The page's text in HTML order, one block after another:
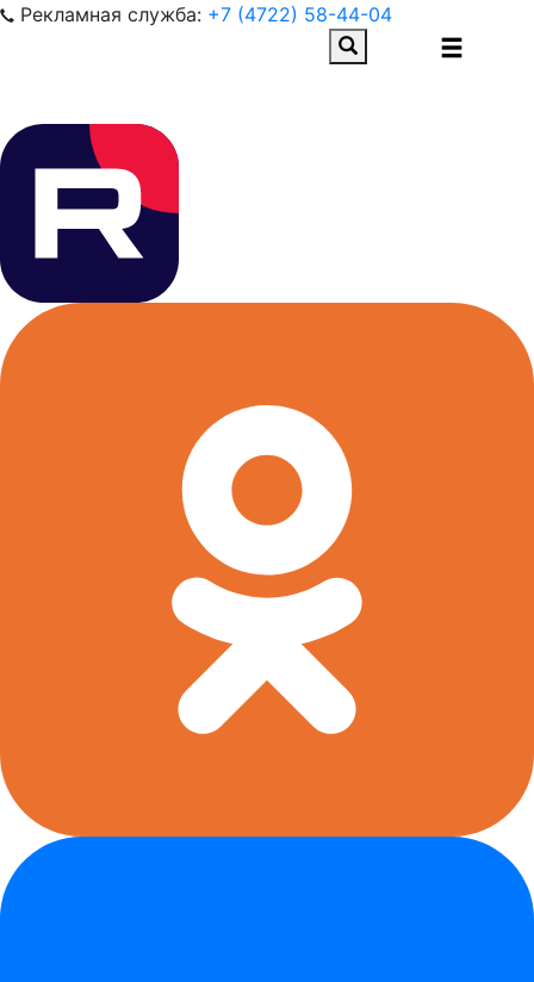
Рекламная служба: +7 (4722) 58-44-04